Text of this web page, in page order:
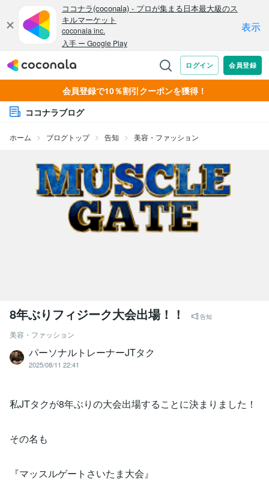
会員登録で10％割引クーポンを獲得！
ココナラブログ
ホーム ブログトップ 告知 美容・ファッション
8年ぶりフィジーク大会出場！！ 告知
美容・ファッション
パーソナルトレーナーJTタク
2025/08/11 22:41
私JTタクが8年ぶりの大会出場することに決まりました！
その名も
『マッスルゲートさいたま大会』